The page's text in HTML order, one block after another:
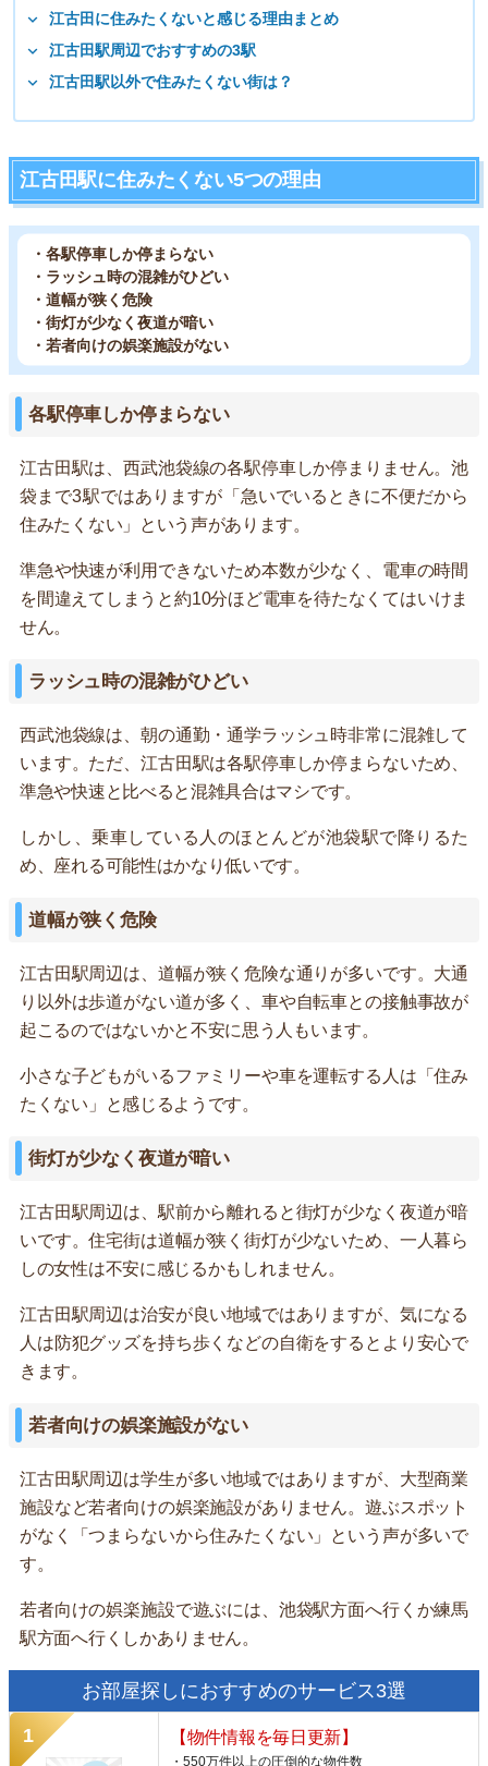
江古田に住みたくないと感じる理由まとめ
江古田駅周辺でおすすめの3駅
江古田駅以外で住みたくない街は？
江古田駅に住みたくない5つの理由
・各駅停車しか停まらない
・ラッシュ時の混雑がひどい
・道幅が狭く危険
・街灯が少なく夜道が暗い
・若者向けの娯楽施設がない
各駅停車しか停まらない
江古田駅は、西武池袋線の各駅停車しか停まりません。池
袋まで3駅ではありますが「急いでいるときに不便だから
住みたくない」という声があります。
準急や快速が利用できないため本数が少なく、電車の時間
を間違えてしまうと約10分ほど電車を待たなくてはいけま
せん。
ラッシュ時の混雑がひどい
西武池袋線は、朝の通勤・通学ラッシュ時非常に混雑して
います。ただ、江古田駅は各駅停車しか停まらないため、
準急や快速と比べると混雑具合はマシです。
しかし、乗車している人のほとんどが池袋駅で降りるた
め、座れる可能性はかなり低いです。
道幅が狭く危険
江古田駅周辺は、道幅が狭く危険な通りが多いです。大通
り以外は歩道がない道が多く、車や自転車との接触事故が
起こるのではないかと不安に思う人もいます。
小さな子どもがいるファミリーや車を運転する人は「住み
たくない」と感じるようです。
街灯が少なく夜道が暗い
江古田駅周辺は、駅前から離れると街灯が少なく夜道が暗
いです。住宅街は道幅が狭く街灯が少ないため、一人暮ら
しの女性は不安に感じるかもしれません。
江古田駅周辺は治安が良い地域ではありますが、気になる
人は防犯グッズを持ち歩くなどの自衛をするとより安心で
きます。
若者向けの娯楽施設がない
江古田駅周辺は学生が多い地域ではありますが、大型商業
施設など若者向けの娯楽施設がありません。遊ぶスポット
がなく「つまらないから住みたくない」という声が多いで
す。
若者向けの娯楽施設で遊ぶには、池袋駅方面へ行くか練馬
駅方面へ行くしかありません。
お部屋探しにおすすめのサービス3選
【物件情報を毎日更新】
・550万件以上の圧倒的な物件数